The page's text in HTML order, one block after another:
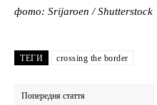
фото: Srijaroen / Shutterstock
ТЕГИ crossing the border
Попередня стаття